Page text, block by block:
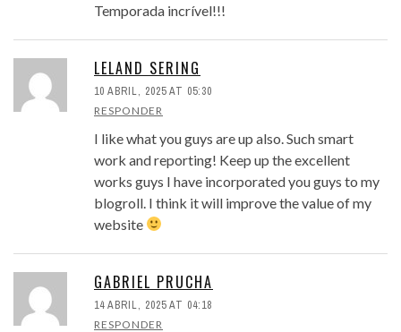
Temporada incrível!!!
LELAND SERING
10 ABRIL, 2025 AT 05:30
RESPONDER
I like what you guys are up also. Such smart
work and reporting! Keep up the excellent
works guys I have incorporated you guys to my
blogroll. I think it will improve the value of my
website
GABRIEL PRUCHA
14 ABRIL, 2025 AT 04:18
RESPONDER